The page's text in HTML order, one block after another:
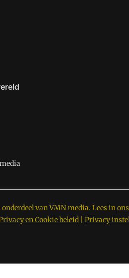
van VMN media. Lees in
en Cookie beleid Privacy